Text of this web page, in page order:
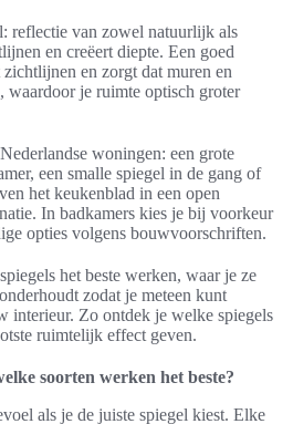
reflectie van zowel natuurlijk als
en creëert diepte. Een goed
en zorgt dat muren en
waardoor je ruimte optisch groter
woningen: een grote
een smalle spiegel in de gang of
het keukenblad in een open
In badkamers kies je bij voorkeur
opties volgens bouwvoorschriften.
het beste werken, waar je ze
zodat je meteen kunt
interieur. Zo ontdek je welke spiegels
ruimtelijk effect geven.
soorten werken het beste?
als je de juiste spiegel kiest. Elke